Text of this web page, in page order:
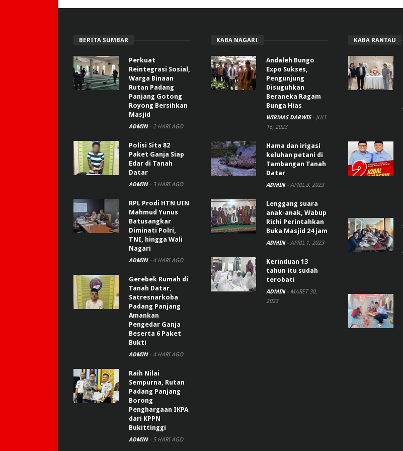
BERITA SUMBAR
Perkuat
Reintegrasi Sosial,
Warga Binaan
Rutan Padang
Panjang Gotong
Royong Bersihkan
Masjid
ADMIN - 2 HARI AGO
Polisi Sita 82
Paket Ganja Siap
Edar di Tanah
Datar
ADMIN - 3 HARI AGO
RPL Prodi HTN UIN
Mahmud Yunus
Batusangkar
Diminati Polri,
TNI, hingga Wali
Nagari
ADMIN - 4 HARI AGO
Gerebek Rumah di
Tanah Datar,
Satresnarkoba
Padang Panjang
Amankan
Pengedar Ganja
Beserta 6 Paket
Bukti
ADMIN - 4 HARI AGO
Raih Nilai
Sempurna, Rutan
Padang Panjang
Borong
Penghargaan IKPA
dari KPPN
Bukittinggi
ADMIN - 5 HARI AGO
KABA NAGARI
Andaleh Bungo
Expo Sukses,
Pengunjung
Disuguhkan
Beraneka Ragam
Bunga Hias
WIRMAS DARWIS - JULI
16, 2023
Hama dan irigasi
keluhan petani di
Tambangan Tanah
Datar
ADMIN - APRIL 3, 2023
Lenggang suara
anak-anak, Wabup
Richi Perintahkan
Buka Masjid 24 jam
ADMIN - APRIL 1, 2023
Kerinduan 13
tahun itu sudah
terobati
ADMIN - MARET 30,
2023
KABA RANTAU